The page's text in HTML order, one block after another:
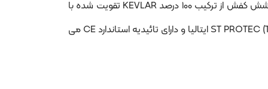
کننده آلومینیومی تحت عنوان FmIRTEX و لایه های داخلی از الیاف عایق حرارت آرامید و پشم طبیعی Wool FABRIC و زیره پوشش کفش از ترکیب 100 درصد KEVLAR تقویت شده با
خصوصیات مقاومت مکانیکی، سایش و ضد لغزندگی مناسب تهیه می شود. مدل ایتالیایی این لباس ALFA7 مارک (ST PROTEC (TACCONI ایتالیا و دارای تائیدیه استاندارد CE می